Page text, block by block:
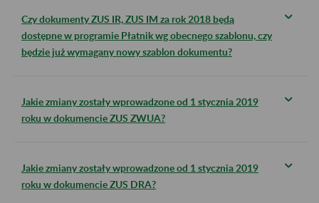
Czy dokumenty ZUS IR, ZUS IM za rok 2018 będą
dostępne w programie Płatnik wg obecnego szablonu, czy
będzie już wymagany nowy szablon dokumentu?
Jakie zmiany zostały wprowadzone od 1 stycznia 2019
roku w dokumencie ZUS ZWUA?
Jakie zmiany zostały wprowadzone od 1 stycznia 2019
roku w dokumencie ZUS DRA?